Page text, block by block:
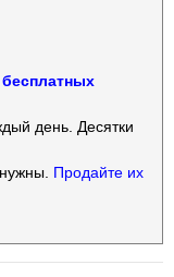
день. Десятки
Продайте их